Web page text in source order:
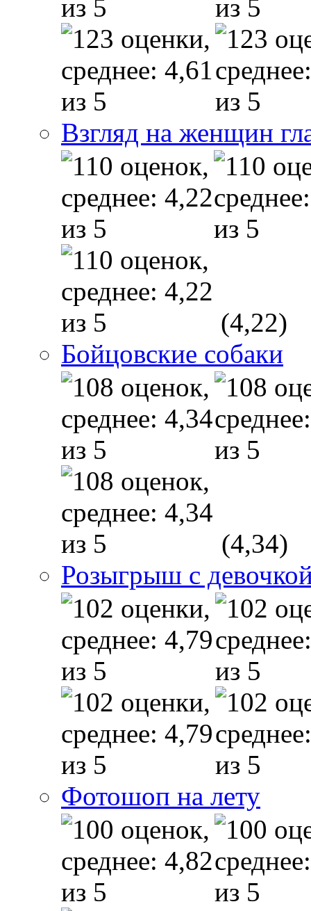
Взгляд на женщин
(4,22)
Бойцовские собаки
(4,34)
Розыгрыш с
Фотошоп на лету